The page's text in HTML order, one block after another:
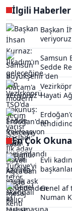
İlgili Haberler
Başkan
veriyoruz
Samsun
Sedde
Hayati
En Çok
Evli
Genel af
Numan